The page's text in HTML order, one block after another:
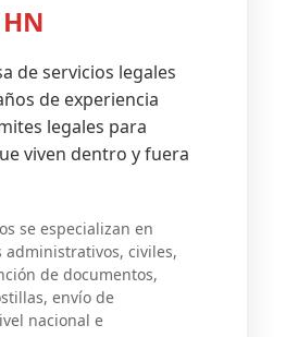
de servicios legales
de experiencia
legales para
viven dentro y fuera
se especializan en
civiles,
de documentos,
envío de
nacional e